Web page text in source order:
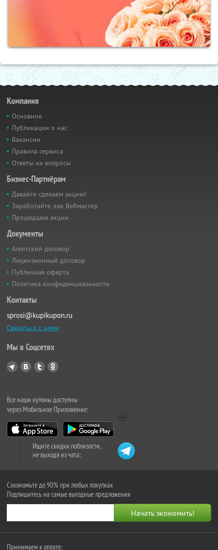
Компания
Основное
Публикации о нас
Вакансии
Правила сервиса
Ответы на вопросы
Бизнес-Партнёрам
Давайте сделаем акцию!
Заработайте, как Вебмастер
Прошедшие акции
Документы
Агентский договор
Лицензионный договор
Публичная оферта
Политика конфиденциальности
Контакты
sprosi@kupikupon.ru
Связаться с нами
Мы в Соцсетях
Все наши купоны доступны
через Мобильное Приложение:
Ищите скидки поблизости,
не выходя из чата:
Сэкономьте до 90% при любых покупках
Подпишитесь на самые выгодные предложения
Принимаем к оплате: